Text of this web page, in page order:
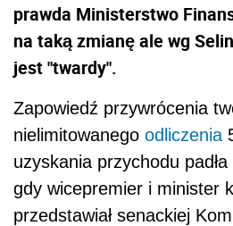
prawda Ministerstwo
na taką zmianę ale wg
jest "twardy".
Zapowiedź przywrócenia
nielimitowanego odliczenia
uzyskania przychodu
gdy wicepremier i minister
przedstawiał senackiej